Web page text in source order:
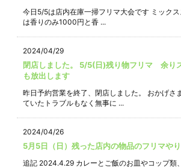
今日5/5は店内在庫一掃フリマ大会です ミック
は香りのみ1000円と香 ...
2024/04/29
閉店しました。 5/5(日)残り物フリマ 余り
も放出します
昨日予約営業を終了、閉店しました。 おかげさ
ていたトラブルもなく無事に ...
2024/04/26
5月5日（日）残った店内の物品のフリマや
追記 2024.4.29 カレーとご飯のお皿やコップ類